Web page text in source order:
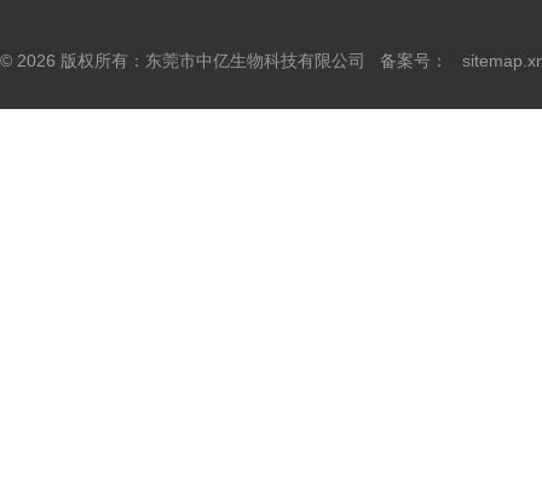
© 2026 版权所有：东莞市中亿生物科技有限公司 备案号：